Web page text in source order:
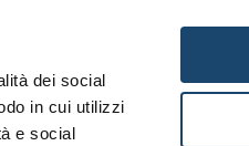
dei social
in cui utilizzi
e social
Gitav Gift Card